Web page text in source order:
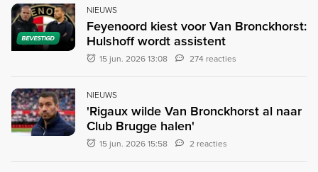
BEVESTIGD
NIEUWS
Feyenoord kiest voor Van Bronckhorst:
Hulshoff wordt assistent
15 jun. 2026 13:08 274 reacties
NIEUWS
'Rigaux wilde Van Bronckhorst al naar
Club Brugge halen'
15 jun. 2026 15:58 2 reacties